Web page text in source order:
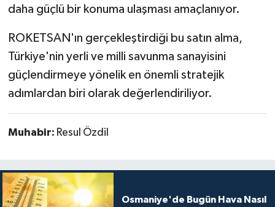
daha güçlü bir konuma ulaşması amaçlanıyor.
ROKETSAN'ın gerçekleştirdiği bu satın alma,
Türkiye'nin yerli ve milli savunma sanayisini
güçlendirmeye yönelik en önemli stratejik
adımlardan biri olarak değerlendiriliyor.
Muhabir: Resul Özdil
Osmaniye'de Bugün Hava Nasıl